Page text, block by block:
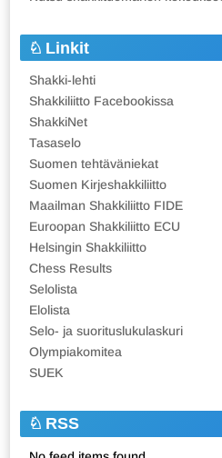
Linkit
Shakki-lehti
Shakkiliitto Facebookissa
ShakkiNet
Tasaselo
Suomen tehtäväniekat
Suomen Kirjeshakkiliitto
Maailman Shakkiliitto FIDE
Euroopan Shakkiliitto ECU
Helsingin Shakkiliitto
Chess Results
Selolista
Elolista
Selo- ja suorituslukulaskuri
Olympiakomitea
SUEK
RSS